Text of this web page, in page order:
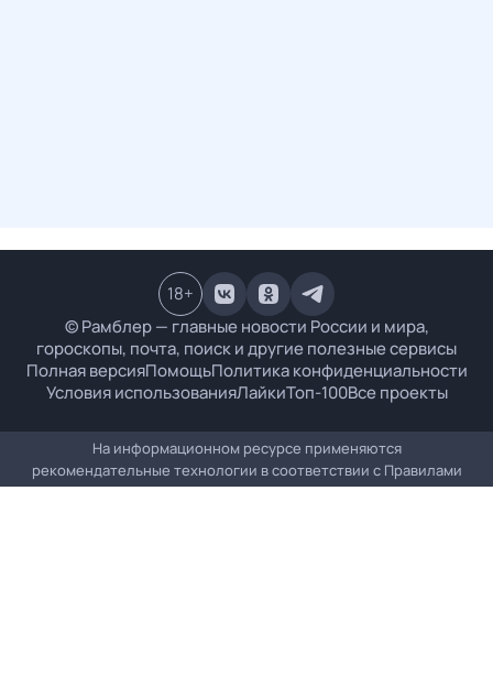
© Рамблер — главные новости России и мира,
гороскопы, почта, поиск и другие полезные сервисы
Полная версияПомощьПолитика конфиденциальности
Условия использованияЛайкиТоп-100Все проекты
18+
На информационном ресурсе применяются
рекомендательные технологии в соответствии с Правилами